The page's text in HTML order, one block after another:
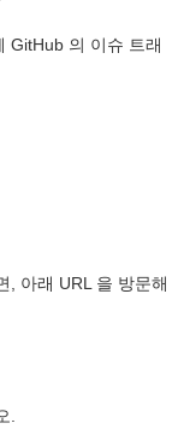
GitHub 의 이슈 트래
, 아래 URL 을 방문해
.